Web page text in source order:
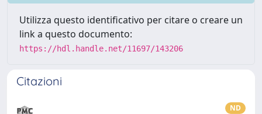
Utilizza questo identificativo per citare o creare un
link a questo documento:
https://hdl.handle.net/11697/143206
Citazioni
ND